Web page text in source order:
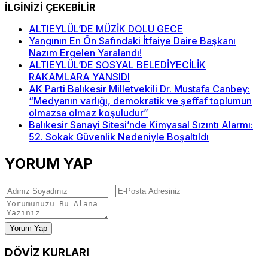
İLGİNİZİ ÇEKEBİLİR
ALTIEYLÜL’DE MÜZİK DOLU GECE
Yangının En Ön Safındaki İtfaiye Daire Başkanı
Nazım Ergelen Yaralandı!
ALTIEYLÜL’DE SOSYAL BELEDİYECİLİK
RAKAMLARA YANSIDI
AK Parti Balıkesir Milletvekili Dr. Mustafa Canbey:
“Medyanın varlığı, demokratik ve şeffaf toplumun
olmazsa olmaz koşuludur”
Balıkesir Sanayi Sitesi’nde Kimyasal Sızıntı Alarmı:
52. Sokak Güvenlik Nedeniyle Boşaltıldı
YORUM YAP
Yorum Yap
DÖVİZ KURLARI